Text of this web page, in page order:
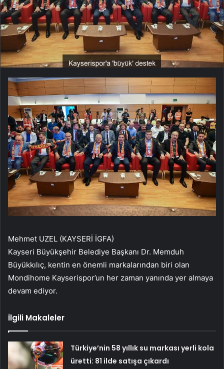
Mehmet UZEL (KAYSERİ İGFA)
Kayseri Büyükşehir Belediye Başkanı Dr. Memduh
Büyükkılıç, kentin en önemli markalarından biri olan
Mondihome Kayserispor’un her zaman yanında yer almaya
devam ediyor.
İlgili Makaleler
Türkiye’nin 58 yıllık su markası yerli kola
üretti: 81 ilde satışa çıkardı